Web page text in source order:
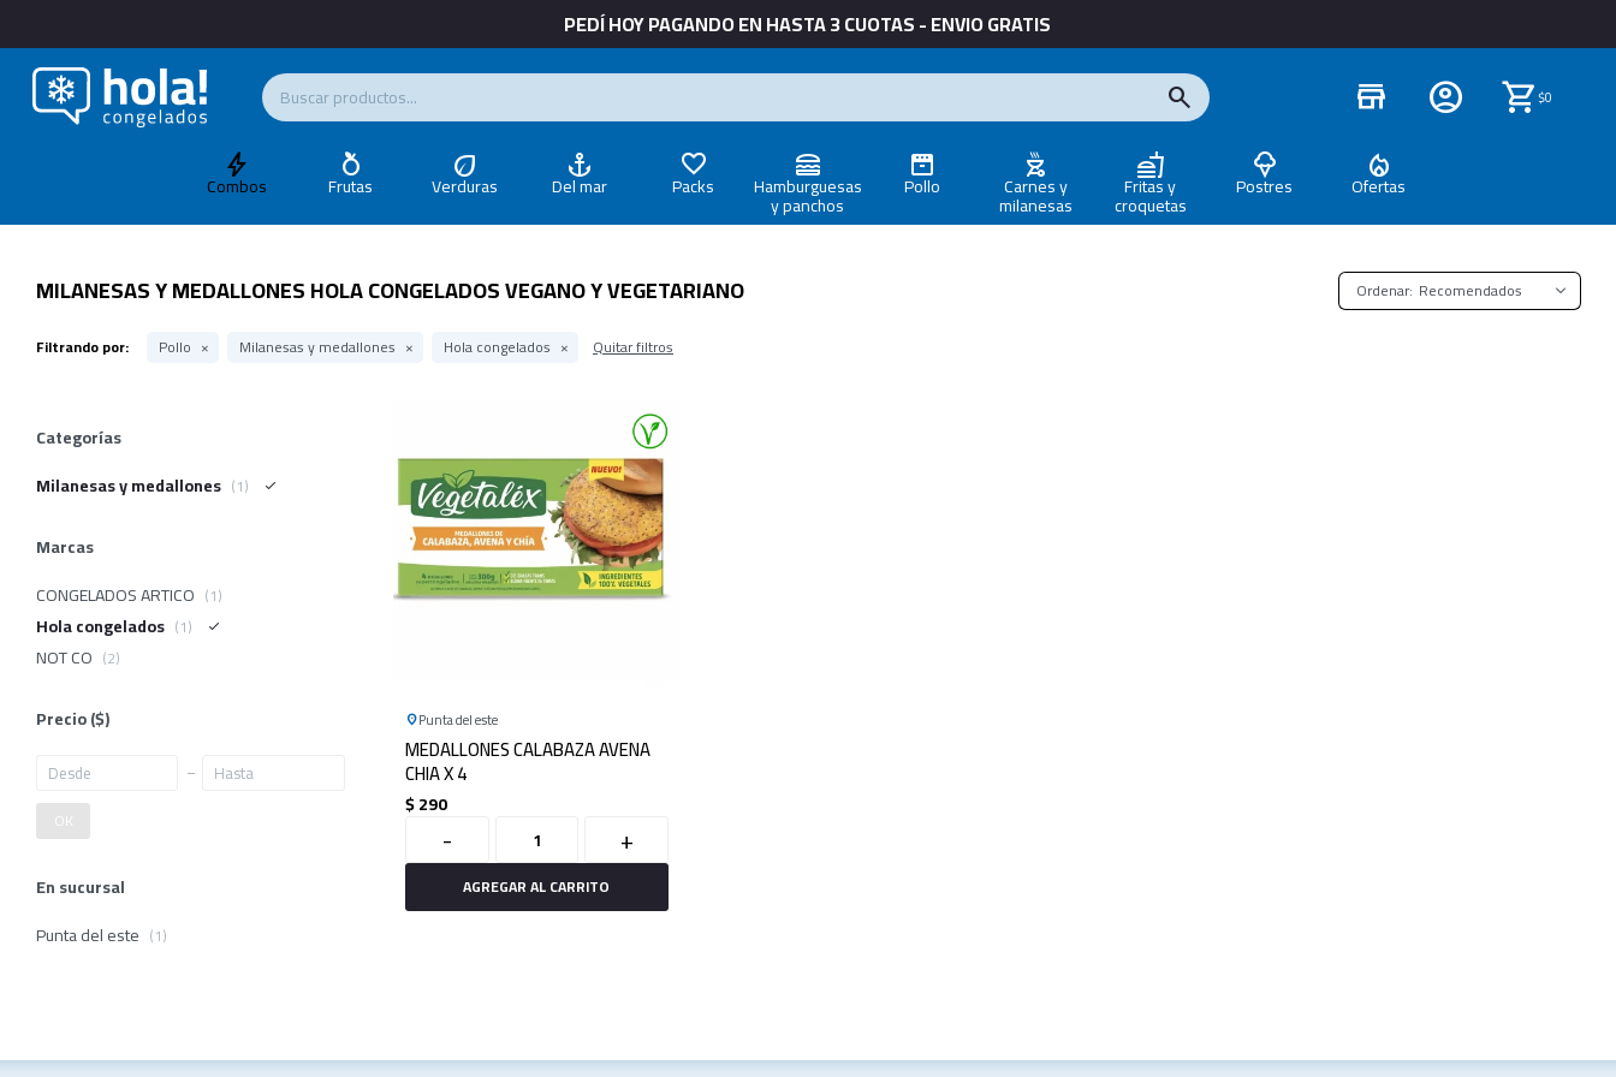
PEDÍ HOY PAGANDO EN HASTA 3 CUOTAS - ENVIO GRATIS
store $0
Combos Frutas Verduras Del mar Packs Hamburguesas
y panchos
Pollo Carnes y
milanesas
Fritas y
croquetas
Postres Ofertas
MILANESAS Y MEDALLONES HOLA CONGELADOS VEGANO Y VEGETARIANO Recomendados
Filtrando por: Pollo Milanesas y medallones Hola congelados Quitar filtros
Punta del este
MEDALLONES CALABAZA AVENA
CHIA X 4
$290
- +
Categorías
Milanesas y medallones (1)
Marcas
CONGELADOS ARTICO (1)
Hola congelados (1)
NOT CO (2)
Precio($)
OK
En sucursal
Punta del este (1)